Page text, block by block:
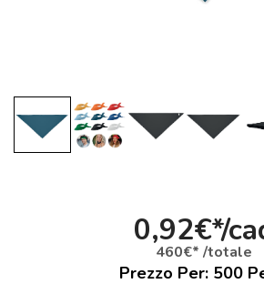
0,92€*/
460€* /totale
Prezzo Per: 500